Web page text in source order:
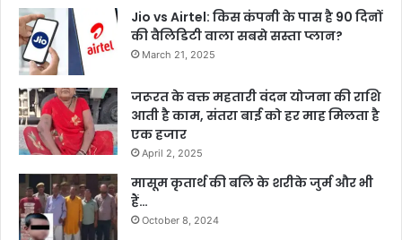
Jio vs Airtel: किस कंपनी के पास है 90 दिनों
की वैलिडिटी वाला सबसे सस्ता प्लान?
March 21, 2025
जरूरत के वक्त महतारी वंदन योजना की राशि
आती है काम, संतरा बाई को हर माह मिलता है
एक हजार
April 2, 2025
मासूम कृतार्थ की बलि के शरीके जुर्म और भी
हैं…
October 8, 2024